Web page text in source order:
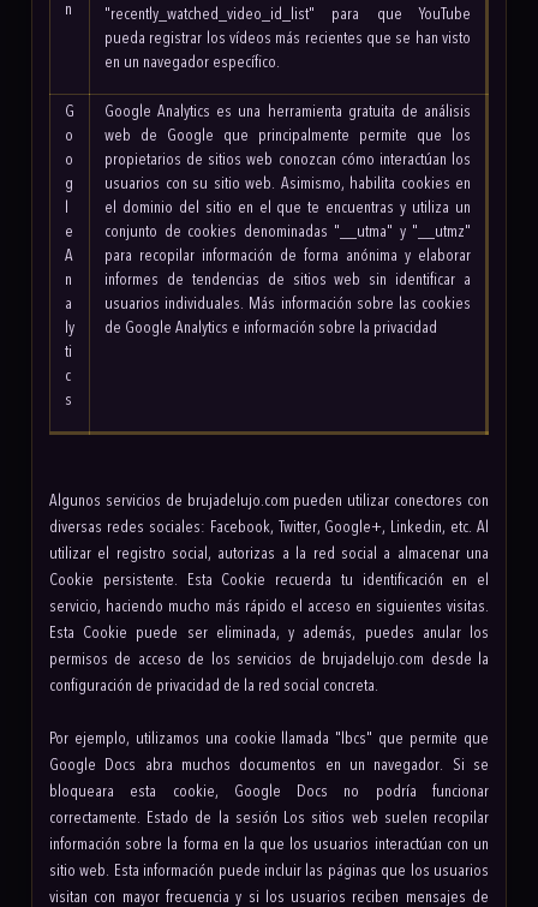
n
"recently_watched_video_id_list" para que YouTube
pueda registrar los vídeos más recientes que se han visto
en un navegador específico.
G
o
o
g
e
A
n
a
ly
ti
c
s
Google Analytics es una herramienta gratuita de análisis
web de Google que principalmente permite que los
propietarios de sitios web conozcan cómo interactúan los
usuarios con su sitio web. Asimismo, habilita cookies en
el dominio del sitio en el que te encuentras y utiliza un
conjunto de cookies denominadas "__utma" y "__utmz"
para recopilar información de forma anónima y elaborar
informes de tendencias de sitios web sin identificar a
usuarios individuales. Más información sobre las cookies
de Google Analytics e información sobre la privacidad
Algunos servicios de brujadelujo.com pueden utilizar conectores con
diversas redes sociales: Facebook, Twitter, Google+, Linkedin, etc. Al
utilizar el registro social, autorizas a la red social a almacenar una
Cookie persistente. Esta Cookie recuerda tu identificación en el
servicio, haciendo mucho más rápido el acceso en siguientes visitas.
Esta Cookie puede ser eliminada, y además, puedes anular los
permisos de acceso de los servicios de brujadelujo.com desde la
configuración de privacidad de la red social concreta.
Por ejemplo, utilizamos una cookie llamada "lbcs" que permite que
Google Docs abra muchos documentos en un navegador. Si se
bloqueara esta cookie, Google Docs no podría funcionar
correctamente. Estado de la sesión Los sitios web suelen recopilar
información sobre la forma en la que los usuarios interactúan con un
sitio web. Esta información puede incluir las páginas que los usuarios
visitan con mayor frecuencia y si los usuarios reciben mensajes de